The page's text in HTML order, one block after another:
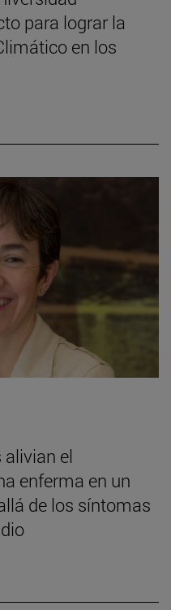
para lograr la
en los
el
enferma en un
de los síntomas